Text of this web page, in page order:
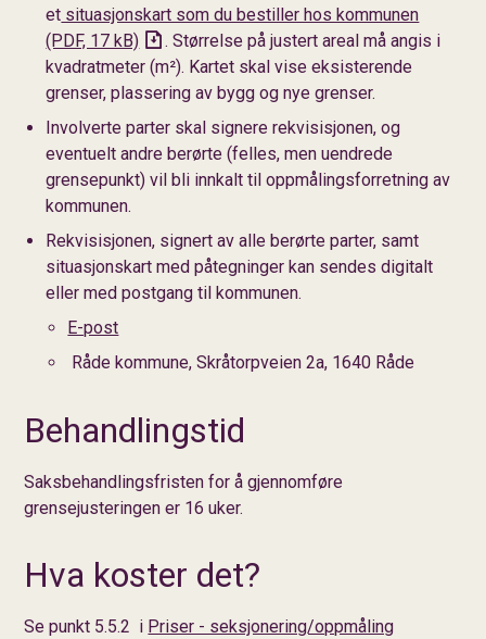
et situasjonskart som du bestiller hos kommunen
(PDF, 17 kB)
. Størrelse på justert areal må angis i
kvadratmeter (m²). Kartet skal vise eksisterende
grenser, plassering av bygg og nye grenser.
Involverte parter skal signere rekvisisjonen, og
eventuelt andre berørte (felles, men uendrede
grensepunkt) vil bli innkalt til oppmålingsforretning av
kommunen.
Rekvisisjonen, signert av alle berørte parter, samt
situasjonskart med påtegninger kan sendes digitalt
eller med postgang til kommunen.
E-post
Råde kommune, Skråtorpveien 2a, 1640 Råde
Behandlingstid
Saksbehandlingsfristen for å gjennomføre
grensejusteringen er 16 uker.
Hva koster det?
Se punkt 5.5.2 i Priser - seksjonering/oppmåling